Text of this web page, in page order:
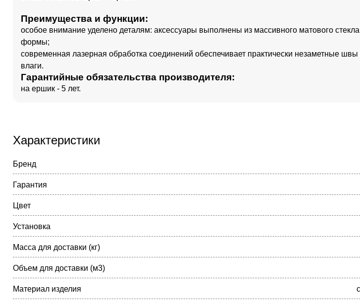
Преимущества и функции:
особое внимание уделено деталям: аксессуары выполнены из массивного матового
формы;
современная лазерная обработка соединений обеспечивает практически незаметные
влаги.
Гарантийные обязательства производителя:
на ершик - 5 лет.
Характеристики
Бренд
Гарантия
Цвет
Установка
Масса для доставки (кг)
Объем для доставки (м3)
Материал изделия